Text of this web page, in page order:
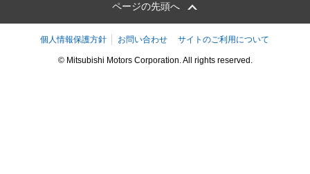
ページの先頭へ
個人情報保護方針 お問い合わせ サイトのご利用について
© Mitsubishi Motors Corporation. All rights reserved.